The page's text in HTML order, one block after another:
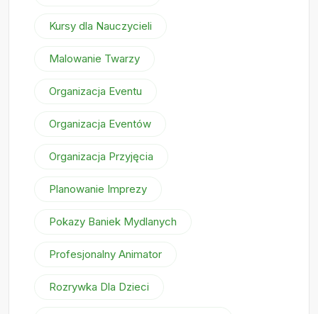
Kursy dla Nauczycieli
Malowanie Twarzy
Organizacja Eventu
Organizacja Eventów
Organizacja Przyjęcia
Planowanie Imprezy
Pokazy Baniek Mydlanych
Profesjonalny Animator
Rozrywka Dla Dzieci